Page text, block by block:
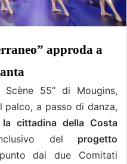
approda a
55” di Mougins,
palco, a passo di danza,
la cittadina della Costa
del progetto
dai due Comitati